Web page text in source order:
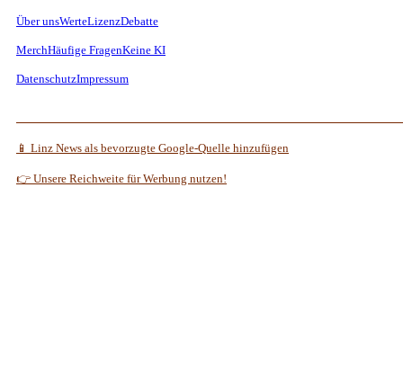
Über unsWerteLizenzDebatte
MerchHäufige FragenKeine KI
DatenschutzImpressum
📱 Linz News als bevorzugte Google-Quelle hinzufügen
👉 Unsere Reichweite für Werbung nutzen!